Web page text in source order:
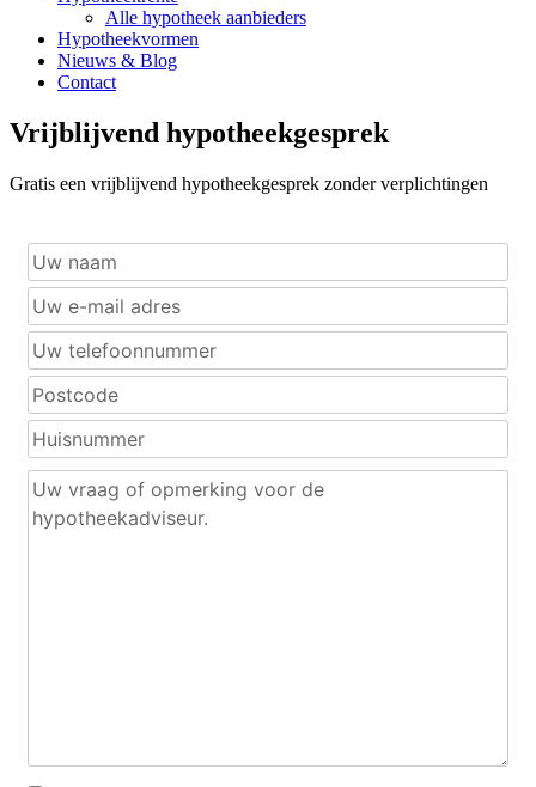
Alle hypotheek aanbieders
Hypotheekvormen
Nieuws & Blog
Contact
Vrijblijvend hypotheekgesprek
Gratis een vrijblijvend hypotheekgesprek zonder verplichtingen